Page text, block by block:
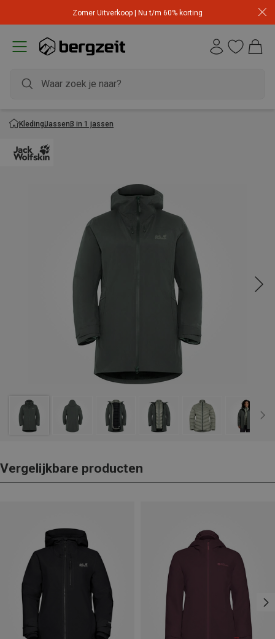
Zomer Uitverkoop | Nu t/m 60% korting
KledingJassen3 in 1 jassen
Vergelijkbare producten